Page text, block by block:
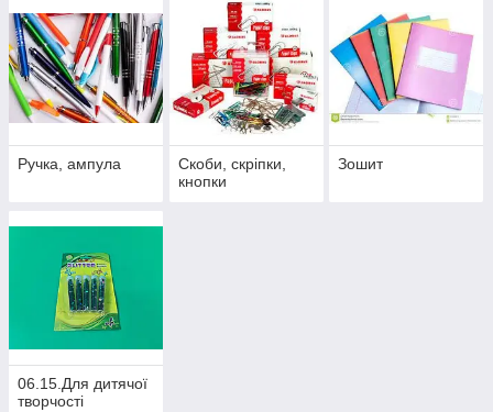
Ручка, ампула
Скоби, скріпки,
кнопки
Зошит
06.15.Для дитячої
творчості